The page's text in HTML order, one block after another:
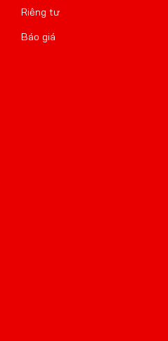
Riêng tư
Báo giá